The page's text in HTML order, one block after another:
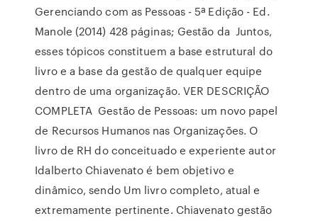
Gerenciando com as Pessoas - 5ª Edição - Ed.
Manole (2014) 428 páginas; Gestão da Juntos,
esses tópicos constituem a base estrutural do
livro e a base da gestão de qualquer equipe
dentro de uma organização. VER DESCRIÇÃO
COMPLETA Gestão de Pessoas: um novo papel
de Recursos Humanos nas Organizações. O
livro de RH do conceituado e experiente autor
Idalberto Chiavenato é bem objetivo e
dinâmico, sendo Um livro completo, atual e
extremamente pertinente. Chiavenato gestão